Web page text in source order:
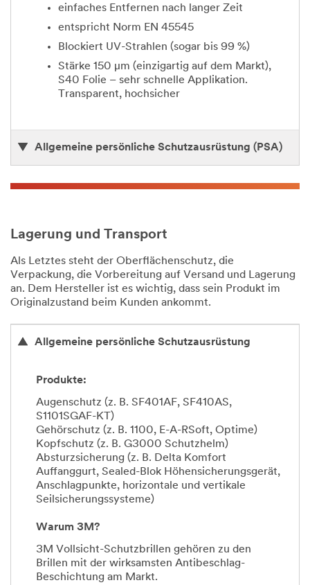
einfaches Entfernen nach langer Zeit
entspricht Norm EN 45545
Blockiert UV-Strahlen (sogar bis 99 %)
Stärke 150 µm (einzigartig auf dem Markt),
S40 Folie – sehr schnelle Applikation.
Transparent, hochsicher
Allgemeine persönliche Schutzausrüstung (PSA)
Lagerung und Transport
Als Letztes steht der Oberflächenschutz, die
Verpackung, die Vorbereitung auf Versand und Lagerung
an. Dem Hersteller ist es wichtig, dass sein Produkt im
Originalzustand beim Kunden ankommt.
Allgemeine persönliche Schutzausrüstung
Produkte:
Augenschutz (z. B. SF401AF, SF410AS,
S1101SGAF-KT)
Gehörschutz (z. B. 1100, E-A-RSoft, Optime)
Kopfschutz (z. B. G3000 Schutzhelm)
Absturzsicherung (z. B. Delta Komfort
Auffanggurt, Sealed-Blok Höhensicherungsgerät,
Anschlagpunkte, horizontale und vertikale
Seilsicherungssysteme)
Warum 3M?
3M Vollsicht-Schutzbrillen gehören zu den
Brillen mit der wirksamsten Antibeschlag-
Beschichtung am Markt.